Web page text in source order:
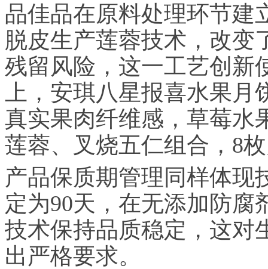
品佳品在原料处理环节建
脱皮生产莲蓉技术，改变
残留风险，这一工艺创新
上，安琪八星报喜水果
真实果肉纤维感，草莓水
莲蓉、叉烧五仁组合，8
产品保质期管理同样体现
定为90天，在无添加防腐
技术保持品质稳定，这对
出严格要求。